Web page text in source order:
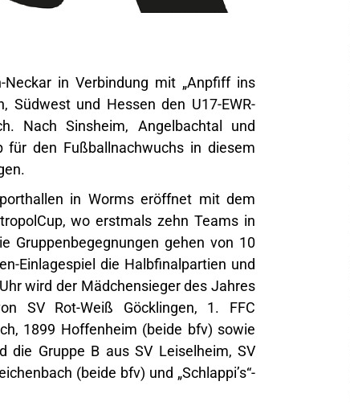
in Verbindung mit „Anpfiff ins
Südwest und Hessen den U17-EWR-
Nach Sinsheim, Angelbachtal und
den Fußballnachwuchs in diesem
in Worms eröffnet mit dem
wo erstmals zehn Teams in
Gruppenbegegnungen gehen von 10
Einlagespiel die Halbfinalpartien und
wird der Mädchensieger des Jahres
SV Rot-Weiß Göcklingen, 1. FFC
1899 Hoffenheim (beide bfv) sowie
die Gruppe B aus SV Leiselheim, SV
(beide bfv) und „Schlappi’s“-